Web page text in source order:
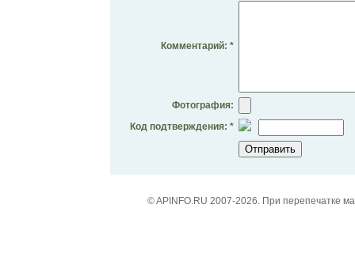
Комментарий: *
Фотография:
Код подтверждения: *
© APINFO.RU 2007-2026. При перепечатке